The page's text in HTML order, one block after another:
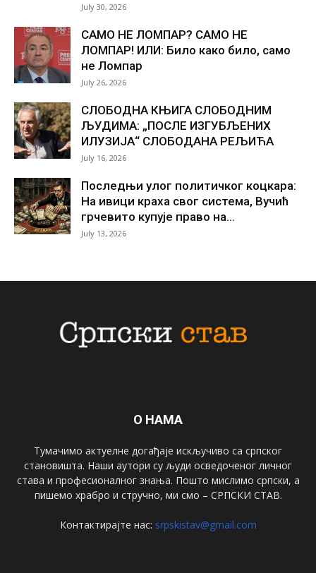
July 30, 2026
САМО НЕ ЛОМПАР? САМО НЕ
ЛОМПАР! ИЛИ: Било како било, само
не Ломпар
July 26, 2026
СЛОБОДНА КЊИГА СЛОБОДНИМ
ЉУДИМА: „ПОСЛЕ ИЗГУБЉЕНИХ
ИЛУЗИЈА“ СЛОБОДАНА РЕЉИЋА
July 16, 2026
Последњи улог политичког коцкара:
На ивици краха свог система, Вучић
грчевито купује право на...
July 13, 2026
О НАМА
Тумачимо актуелне догађаје искључиво са српског
становишта. Наши аутори су људи осведоченог личног
става и професионалног знања. Пошто мислимо српски, а
пишемо храбро и стручно, ми смо – СРПСКИ СТАВ.
Контактирајте нас: srpskistav@gmail.com